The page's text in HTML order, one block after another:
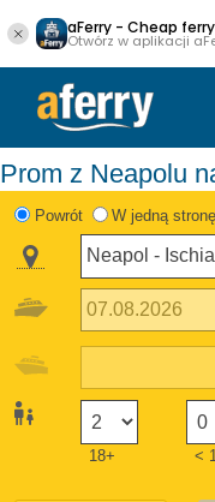
aFerry - Cheap
Otwórz w aplikacji
Prom z Neapolu
Powrót W jedną stronę
18+ <